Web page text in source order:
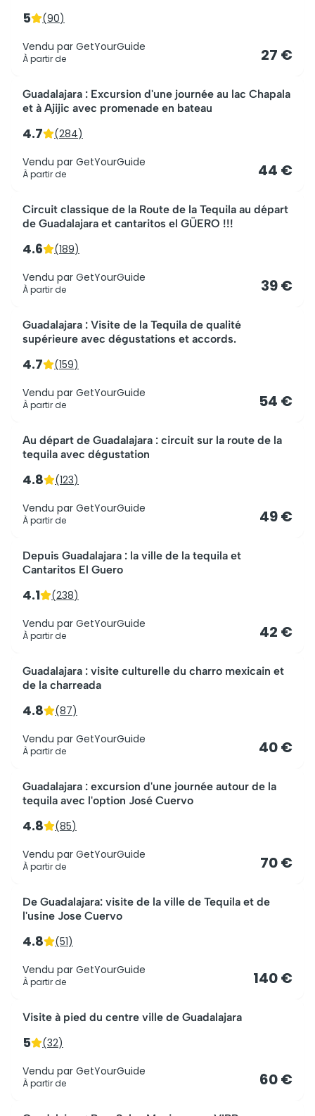
5 (90)
Vendu par GetYourGuide
À partir de 27 €
Guadalajara : Excursion d'une journée au lac Chapala
et à Ajijic avec promenade en bateau
4.7 (284)
Vendu par GetYourGuide
À partir de 44 €
Circuit classique de la Route de la Tequila au départ
de Guadalajara et cantaritos el GÜERO !!!
4.6 (189)
Vendu par GetYourGuide
À partir de 39 €
Guadalajara : Visite de la Tequila de qualité
supérieure avec dégustations et accords.
4.7 (159)
Vendu par GetYourGuide
À partir de 54 €
Au départ de Guadalajara : circuit sur la route de la
tequila avec dégustation
4.8 (123)
Vendu par GetYourGuide
À partir de 49 €
Depuis Guadalajara : la ville de la tequila et
Cantaritos El Guero
4.1 (238)
Vendu par GetYourGuide
À partir de 42 €
Guadalajara : visite culturelle du charro mexicain et
de la charreada
4.8 (87)
Vendu par GetYourGuide
À partir de 40 €
Guadalajara : excursion d'une journée autour de la
tequila avec l'option José Cuervo
4.8 (85)
Vendu par GetYourGuide
À partir de 70 €
De Guadalajara: visite de la ville de Tequila et de
l'usine Jose Cuervo
4.8 (51)
Vendu par GetYourGuide
À partir de 140 €
Visite à pied du centre ville de Guadalajara
5 (32)
Vendu par GetYourGuide
À partir de 60 €